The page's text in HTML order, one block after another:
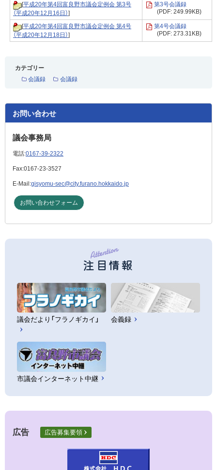
[平成20年第4回富良野市議会定例会 第3号
（平成20年12月16日）]
第3号会議録
(PDF: 249.99KB)
[平成20年第4回富良野市議会定例会 第4号
（平成20年12月18日）]
第4号会議録
(PDF: 273.31KB)
カテゴリー
会議録
会議録
お問い合わせ
議会事務局
電話:0167-39-2322
Fax:0167-23-3527
E-Mail:gisyomu-sec@city.furano.hokkaido.jp
お問い合わせフォーム
注目情報
議会だより「フラノギカイ」 会義録
市議会インターネット中継
広告 広告募集要領